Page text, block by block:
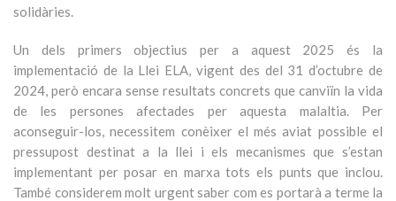
solidàries.
Un dels primers objectius per a aquest 2025 és la
implementació de la Llei ELA, vigent des del 31 d’octubre de
2024, però encara sense resultats concrets que canviïn la vida
de les persones afectades per aquesta malaltia. Per
aconseguir-los, necessitem conèixer el més aviat possible el
pressupost destinat a la llei i els mecanismes que s’estan
implementant per posar en marxa tots els punts que inclou.
També considerem molt urgent saber com es portarà a terme la